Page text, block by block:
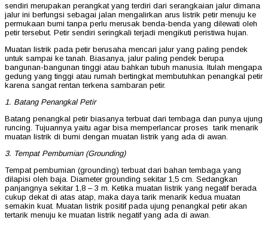
sendiri merupakan perangkat yang terdiri dari serangkaian jalur dimana
jalur ini berfungsi sebagai jalan mengalirkan arus listrik petir menuju ke
permukaan bumi tanpa perlu merusak benda-benda yang dilewati oleh
petir tersebut. Petir sendiri seringkali terjadi mengikuti peristiwa hujan.
Muatan listrik pada petir berusaha mencari jalur yang paling pendek
untuk sampai ke tanah. Biasanya, jalur paling pendek berupa
bangunan-bangunan tinggi atau bahkan tubuh manusia. Itulah mengapa
gedung yang tinggi atau rumah bertingkat membutuhkan penangkal petir
karena sangat rentan terkena sambaran petir.
1. Batang Penangkal Petir
Batang penangkal petir biasanya terbuat dari tembaga dan punya ujung
runcing. Tujuannya yaitu agar bisa memperlancar proses tarik menarik
muatan listrik di bumi dengan muatan listrik yang ada di awan.
3. Tempat Pembumian (Grounding)
Tempat pembumian (grounding) terbuat dari bahan tembaga yang
dilapisi oleh baja. Diameter grounding sekitar 1,5 cm. Sedangkan
panjangnya sekitar 1,8 – 3 m. Ketika muatan listrik yang negatif berada
cukup dekat di atas atap, maka daya tarik menarik kedua muatan
semakin kuat. Muatan listrik positif pada ujung penangkal petir akan
tertarik menuju ke muatan listrik negatif yang ada di awan.